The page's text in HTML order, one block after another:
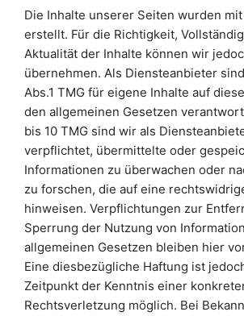
Die Inhalte unserer Seiten wurden
erstellt. Für die Richtigkeit,
Aktualität der Inhalte können wir
übernehmen. Als Diensteanbieter
Abs.1 TMG für eigene Inhalte auf
den allgemeinen Gesetzen
bis 10 TMG sind wir als
verpflichtet, übermittelte oder
Informationen zu überwachen oder
zu forschen, die auf eine
hinweisen. Verpflichtungen zur
Sperrung der Nutzung von
allgemeinen Gesetzen bleiben hier
Eine diesbezügliche Haftung ist
Zeitpunkt der Kenntnis einer
Rechtsverletzung möglich. Bei